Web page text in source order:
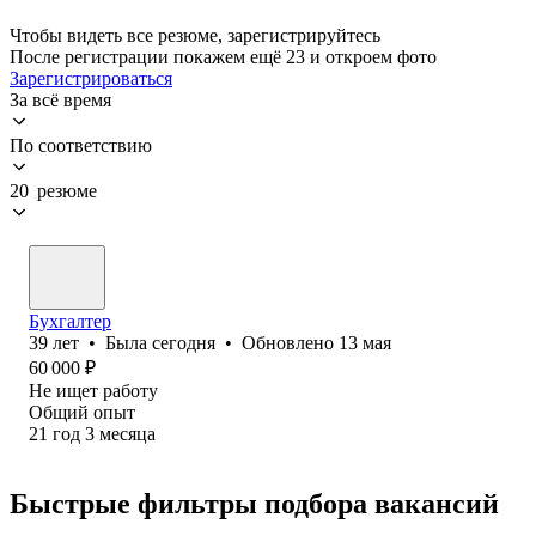
Чтобы видеть все резюме, зарегистрируйтесь
После регистрации покажем ещё 23 и откроем фото
Зарегистрироваться
За всё время
По соответствию
20 резюме
Бухгалтер
39 лет • Была сегодня • Обновлено 13 мая
60 000 ₽
Не ищет работу
Общий опыт
21 год 3 месяца
Быстрые фильтры подбора вакансий